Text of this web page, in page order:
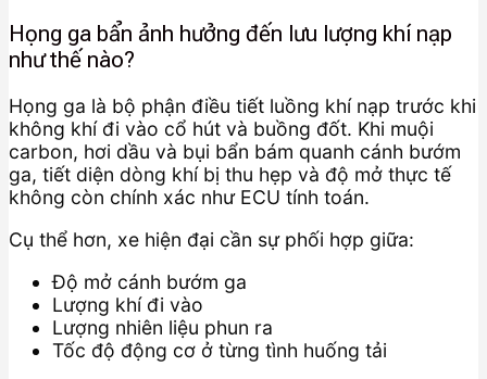
Họng ga bẩn ảnh hưởng đến lưu lượng khí nạp
như thế nào?
Họng ga là bộ phận điều tiết luồng khí nạp trước khi
không khí đi vào cổ hút và buồng đốt. Khi muội
carbon, hơi dầu và bụi bẩn bám quanh cánh bướm
ga, tiết diện dòng khí bị thu hẹp và độ mở thực tế
không còn chính xác như ECU tính toán.
Cụ thể hơn, xe hiện đại cần sự phối hợp giữa:
Độ mở cánh bướm ga
Lượng khí đi vào
Lượng nhiên liệu phun ra
Tốc độ động cơ ở từng tình huống tải